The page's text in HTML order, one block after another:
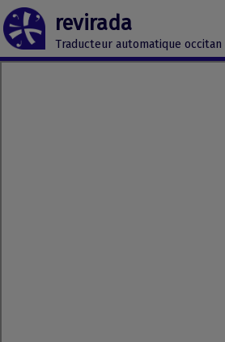
revirada
Traducteur automatique occitan